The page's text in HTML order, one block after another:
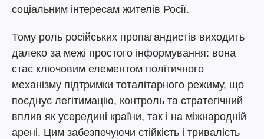
соціальним інтересам жителів Росії.
Тому роль російських пропагандистів виходить
далеко за межі простого інформування: вона
стає ключовим елементом політичного
механізму підтримки тоталітарного режиму, що
поєднує легітимацію, контроль та стратегічний
вплив як усередині країни, так і на міжнародній
арені. Цим забезпечуючи стійкість і тривалість